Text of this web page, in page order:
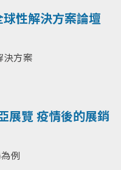
性解決方案論壇
決方案
展覽 疫情後的展銷
例